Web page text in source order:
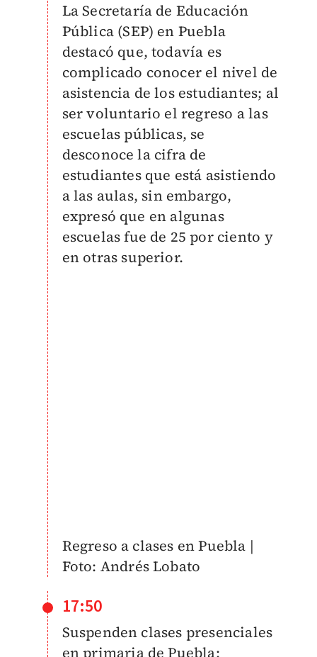
La Secretaría de Educación
Pública (SEP) en Puebla
destacó que, todavía es
complicado conocer el nivel de
asistencia de los estudiantes; al
ser voluntario el regreso a las
escuelas públicas, se
desconoce la cifra de
estudiantes que está asistiendo
a las aulas, sin embargo,
expresó que en algunas
escuelas fue de 25 por ciento y
en otras superior.
Regreso a clases en Puebla |
Foto: Andrés Lobato
17:50
Suspenden clases presenciales
en primaria de Puebla;